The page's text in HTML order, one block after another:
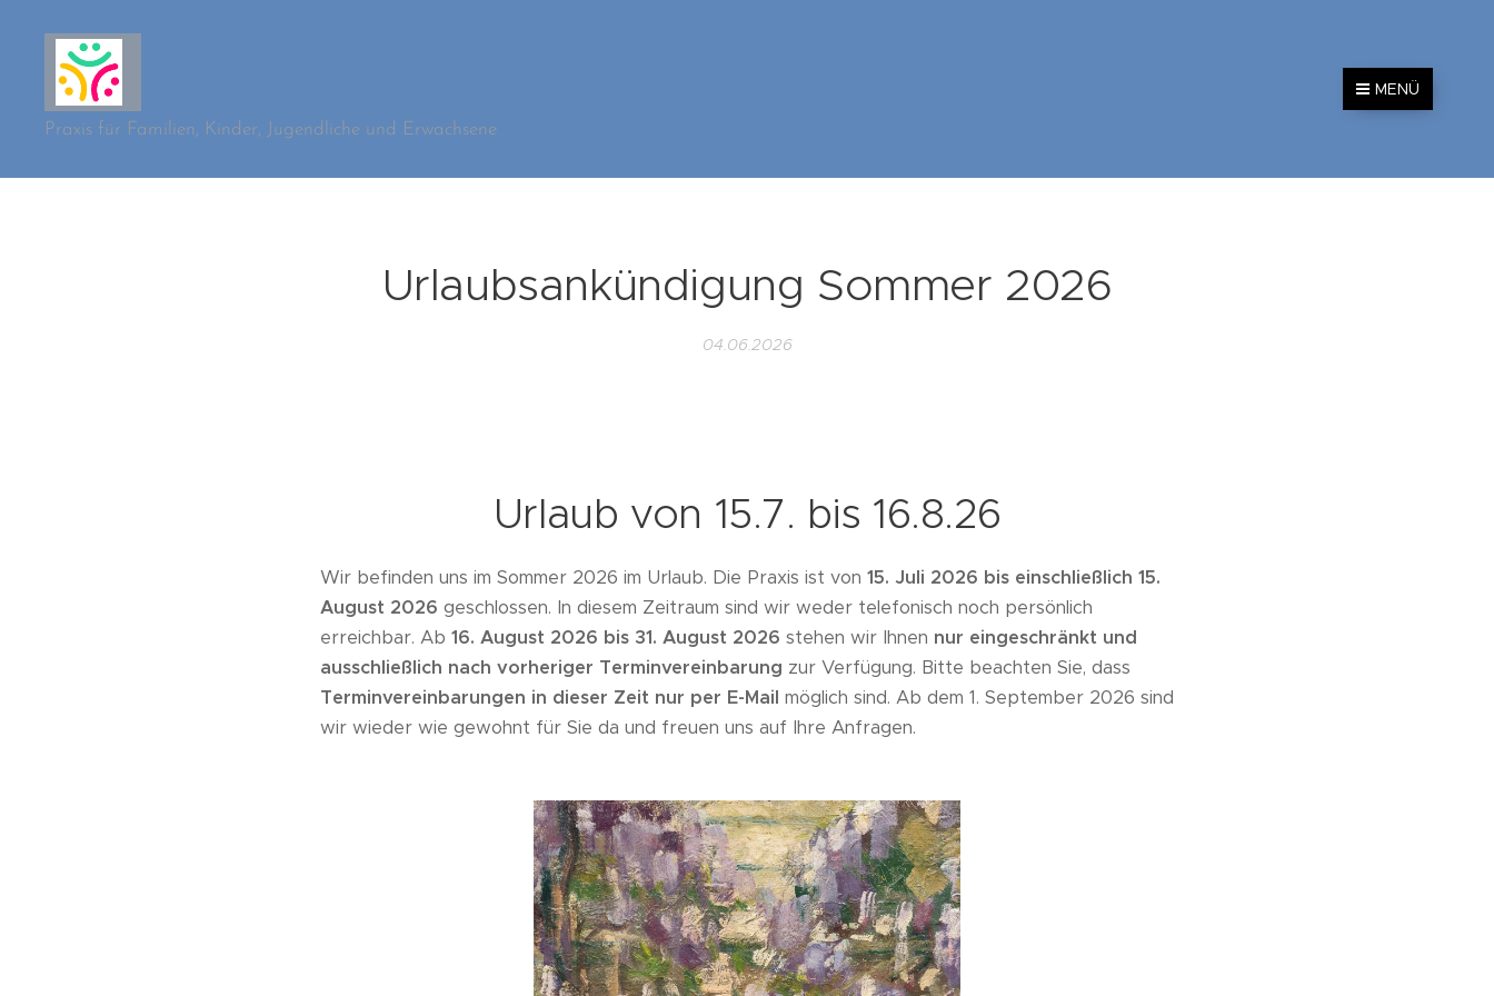
Praxis für Familien, Kinder, Jugendliche und Erwachsene
MENÜ
Urlaubsankündigung Sommer 2026
04.06.2026
Urlaub von 15.7. bis 16.8.26
Wir befinden uns im Sommer 2026 im Urlaub. Die Praxis ist von 15. Juli 2026 bis einschließlich 15.
August 2026 geschlossen. In diesem Zeitraum sind wir weder telefonisch noch persönlich
erreichbar. Ab 16. August 2026 bis 31. August 2026 stehen wir Ihnen nur eingeschränkt und
ausschließlich nach vorheriger Terminvereinbarung zur Verfügung. Bitte beachten Sie, dass
Terminvereinbarungen in dieser Zeit nur per E-Mail möglich sind. Ab dem 1. September 2026 sind
wir wieder wie gewohnt für Sie da und freuen uns auf Ihre Anfragen.